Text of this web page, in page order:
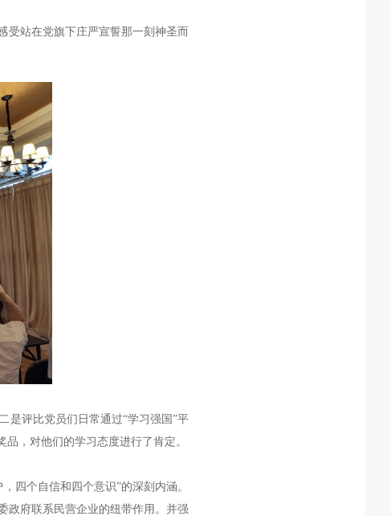
受站在党旗下庄严宣誓那一刻神圣而
是评比党员们日常通过“学习强国”平
品 ，对他们的学习态度进行了肯定。
四个自信和四个意识”的深刻内涵。
府联系民营企业的纽带作用。 并强